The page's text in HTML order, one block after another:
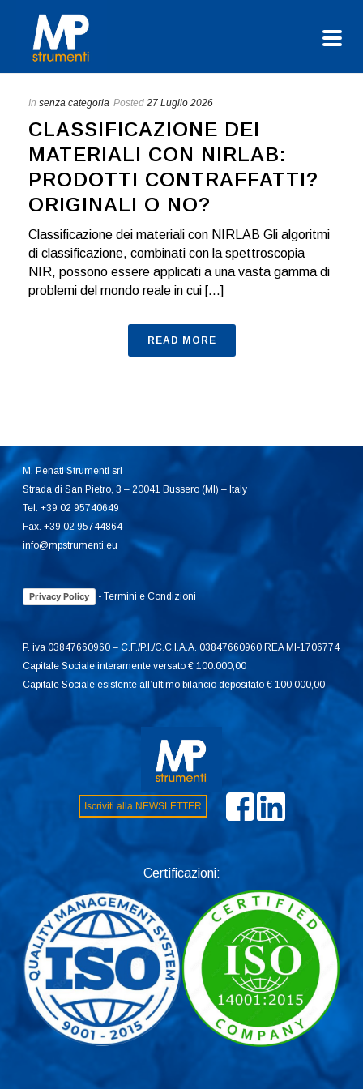
In senza categoria Posted 27 Luglio 2026
CLASSIFICAZIONE DEI
MATERIALI CON NIRLAB:
PRODOTTI CONTRAFFATTI?
ORIGINALI O NO?
Classificazione dei materiali con NIRLAB Gli algoritmi
di classificazione, combinati con la spettroscopia
NIR, possono essere applicati a una vasta gamma di
problemi del mondo reale in cui [...]
READ MORE
M. Penati Strumenti srl
Strada di San Pietro, 3 – 20041 Bussero (MI) – Italy
Tel. +39 02 95740649
Fax. +39 02 95744864
info@mpstrumenti.eu
Privacy Policy -Termini e Condizioni
P. iva 03847660960 – C.F./P.I./C.C.I.A.A. 03847660960 REA MI-1706774
Capitale Sociale interamente versato € 100.000,00
Capitale Sociale esistente all’ultimo bilancio depositato € 100.000,00
Iscriviti alla NEWSLETTER
Certificazioni: